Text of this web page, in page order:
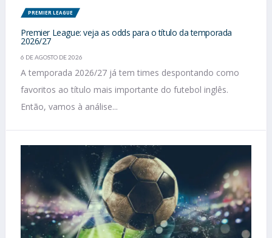
PREMIER LEAGUE
Premier League: veja as odds para o título da temporada
2026/27
6 DE AGOSTO DE 2026
A temporada 2026/27 já tem times despontando como
favoritos ao título mais importante do futebol inglês.
Então, vamos à análise...